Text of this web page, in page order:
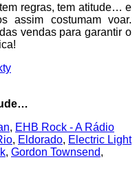
regras, tem atitude… e
assim costumam voar.
vendas para garantir o
, EHB Rock - A Rádio
, Eldorado, Electric Light
, Gordon Townsend,